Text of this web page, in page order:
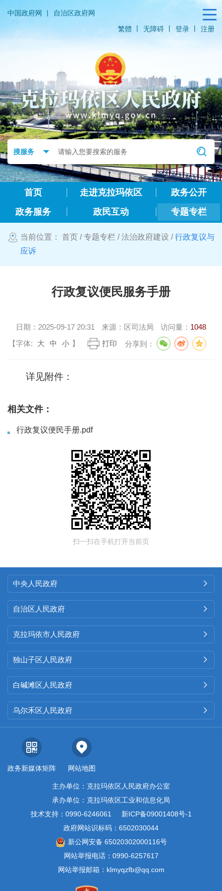
中国政府网 |
自治区政府网
繁體
| 无障碍 | 登录 | 注册
首页 走进克拉玛依区
政务公开
政务服务
政民互动 专题专栏
当前位置： 首页 /专题专栏 /法治政府建设 /行政复议与
应诉
行政复议便民服务手册
日期： 2025-09-17 20:31 来源： 区司法局 访问量： 1048
【字体:
大 中 小 】 打印 分享到：
详见附件：
相关文件：
行政复议便民手册.pdf
扫一扫在手机打开当前页
中央人民政府 
自治区人民政府 
克拉玛依市人民政府 
独山子区人民政府 
白碱滩区人民政府 
乌尔禾区人民政府 
政务新媒体矩阵 网站地图
主办单位：克拉玛依区人民政府办公室
承办单位：克拉玛依区工业和信息化局
技术支持：0990-6246061
新ICP备09001408号-1
政府网站识标码：6502030044
新公网安备 65020302000116号
网站举报电话：0990-6257617
网站举报邮箱：klmyqzfb@qq.com